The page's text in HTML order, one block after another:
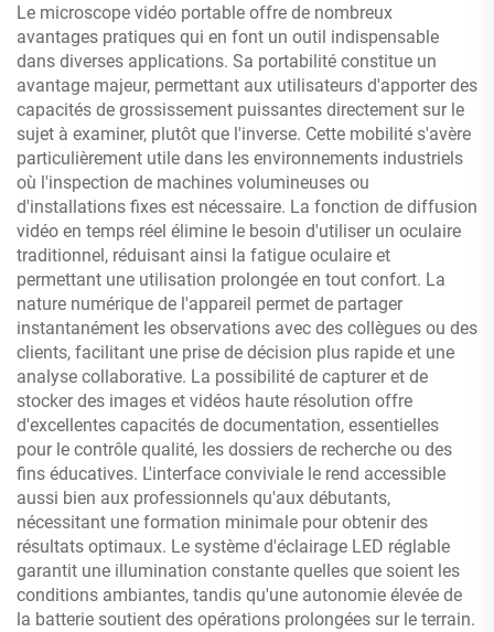
Le microscope vidéo portable offre de nombreux
avantages pratiques qui en font un outil indispensable
dans diverses applications. Sa portabilité constitue un
avantage majeur, permettant aux utilisateurs d'apporter des
capacités de grossissement puissantes directement sur le
sujet à examiner, plutôt que l'inverse. Cette mobilité s'avère
particulièrement utile dans les environnements industriels
où l'inspection de machines volumineuses ou
d'installations fixes est nécessaire. La fonction de diffusion
vidéo en temps réel élimine le besoin d'utiliser un oculaire
traditionnel, réduisant ainsi la fatigue oculaire et
permettant une utilisation prolongée en tout confort. La
nature numérique de l'appareil permet de partager
instantanément les observations avec des collègues ou des
clients, facilitant une prise de décision plus rapide et une
analyse collaborative. La possibilité de capturer et de
stocker des images et vidéos haute résolution offre
d'excellentes capacités de documentation, essentielles
pour le contrôle qualité, les dossiers de recherche ou des
fins éducatives. L'interface conviviale le rend accessible
aussi bien aux professionnels qu'aux débutants,
nécessitant une formation minimale pour obtenir des
résultats optimaux. Le système d'éclairage LED réglable
garantit une illumination constante quelles que soient les
conditions ambiantes, tandis qu'une autonomie élevée de
la batterie soutient des opérations prolongées sur le terrain.